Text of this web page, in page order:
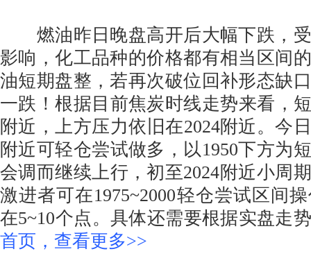
燃油昨日晚盘高开后大幅下跌，受
影响，化工品种的价格都有相当区间
油短期盘整，若再次破位回补形态缺
一跌！根据目前焦炭时线走势来看，
附近，上方压力依旧在2024附近。今
附近可轻仓尝试做多，以1950下方为
会调而继续上行，初至2024附近小周
激进者可在1975~2000轻仓尝试区间
在5~10个点。具体还需要根据实盘走
首页，查看更多>>